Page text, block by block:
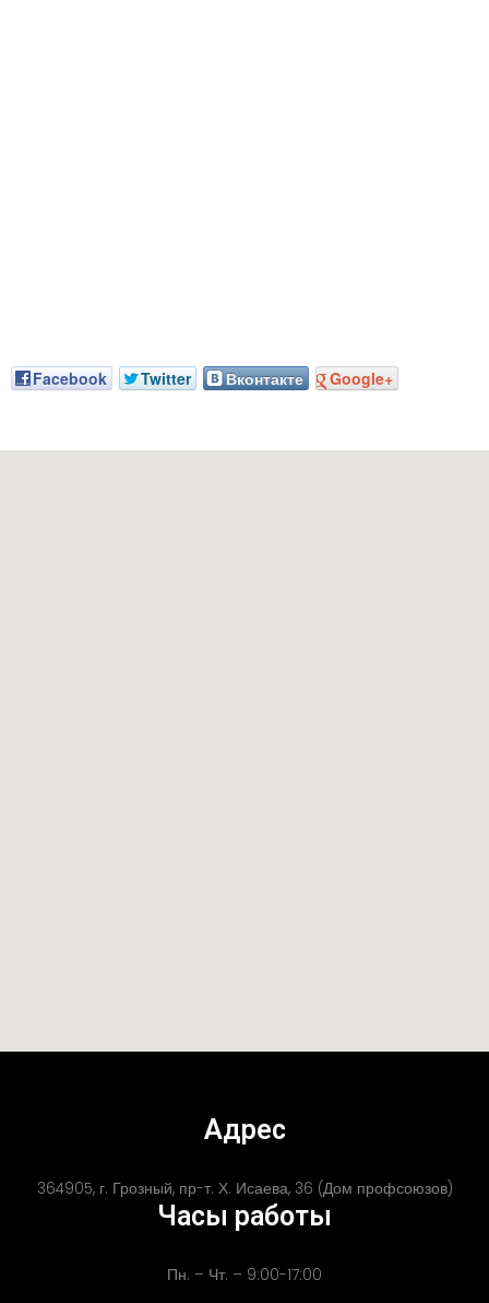
Facebook Twitter Вконтакте Google+
Адрес
364905, г. Грозный, пр-т. Х. Исаева, 36 (Дом профсоюзов)
Часы работы
Пн. – Чт. – 9:00-17:00